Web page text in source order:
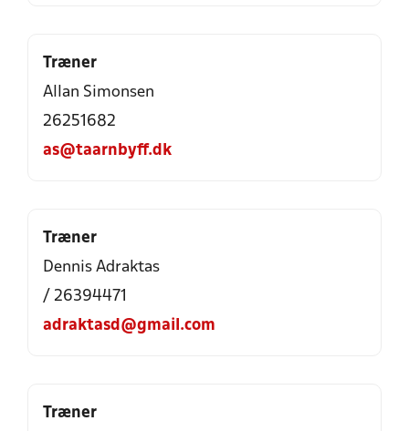
Træner
Allan Simonsen
26251682
as@taarnbyff.dk
Træner
Dennis Adraktas
/ 26394471
adraktasd@gmail.com
Træner